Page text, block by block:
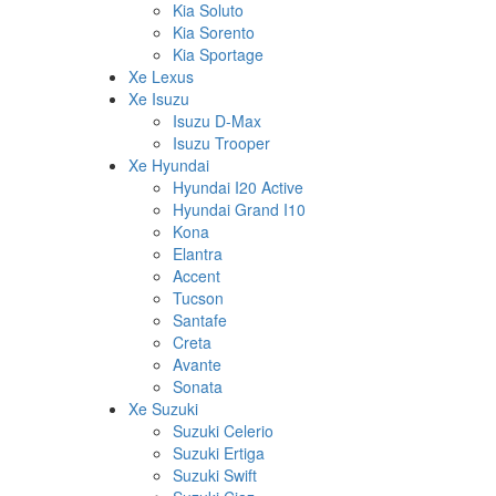
Kia Soluto
Kia Sorento
Kia Sportage
Xe Lexus
Xe Isuzu
Isuzu D-Max
Isuzu Trooper
Xe Hyundai
Hyundai I20 Active
Hyundai Grand I10
Kona
Elantra
Accent
Tucson
Santafe
Creta
Avante
Sonata
Xe Suzuki
Suzuki Celerio
Suzuki Ertiga
Suzuki Swift